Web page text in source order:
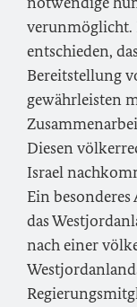
verunmöglicht.
entschieden,
Bereitstellung
gewährleisten
Diesen
Israel
Ein
das
nach einer